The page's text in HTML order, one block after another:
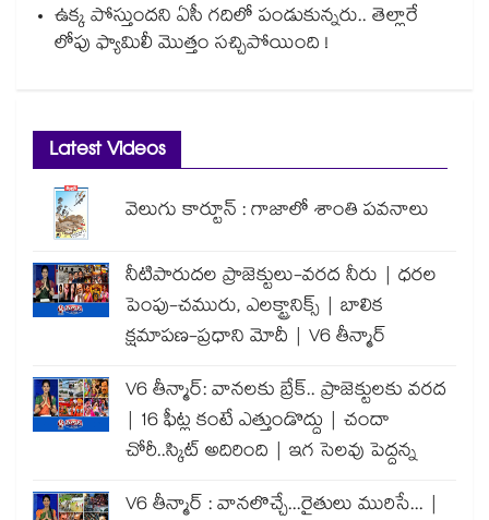
ఉక్క పోస్తుందని ఏసీ గదిలో పండుకున్నరు.. తెల్లారే
లోపు ఫ్యామిలీ మొత్తం సచ్చిపోయింది !
Latest Videos
వెలుగు కార్టూన్ : గాజాలో శాంతి పవనాలు
నీటిపారుదల ప్రాజెక్టులు-వరద నీరు | ధరల
పెంపు-చమురు, ఎలక్ట్రానిక్స్ | బాలిక
క్షమాపణ-ప్రధాని మోదీ | V6 తీన్మార్
V6 తీన్మార్: వానలకు బ్రేక్.. ప్రాజెక్టులకు వరద
| 16 ఫీట్ల కంటే ఎత్తుండొద్దు | చందా
చోరీ..స్కిట్ అదిరింది | ఇగ సెలవు పెద్దన్న
V6 తీన్మార్ : వానలొచ్చే...రైతులు మురిసే... |